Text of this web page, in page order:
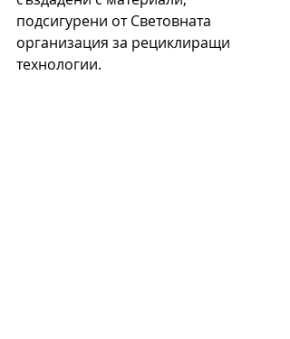
подсигурени от Световната
организация за рециклиращи
технологии.